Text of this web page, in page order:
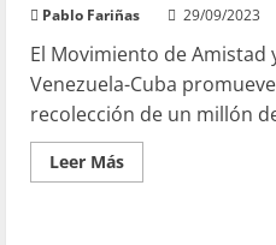
Pablo Fariñas 29/09/2023
El Movimiento de Amistad
Venezuela-Cuba
recolección de un millón
Leer Más